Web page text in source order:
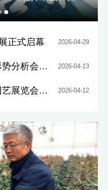
正式启幕 2026-04-29
会在京举办 2026-04-13
在北京开幕 2026-04-12